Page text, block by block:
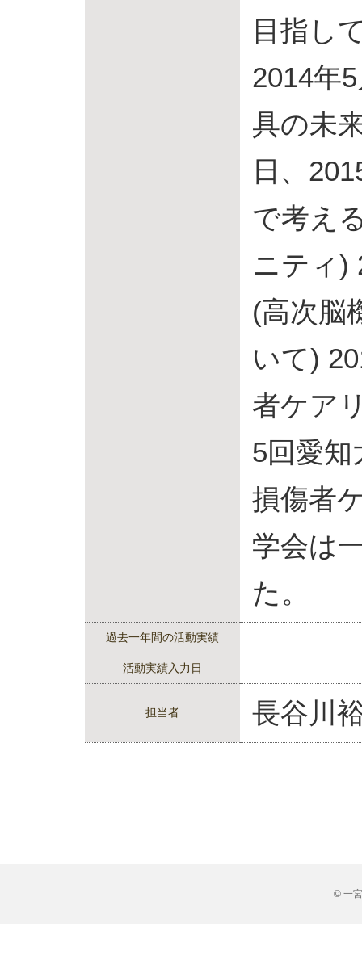
目指し
2014年
具の未
日、
で考え
ニティ)
(高次脳
いて)
者ケア
5回愛知
損傷者
学会は
た。
過去一年間の活動実績
活動実績入力日
担当者 長谷川
© 一